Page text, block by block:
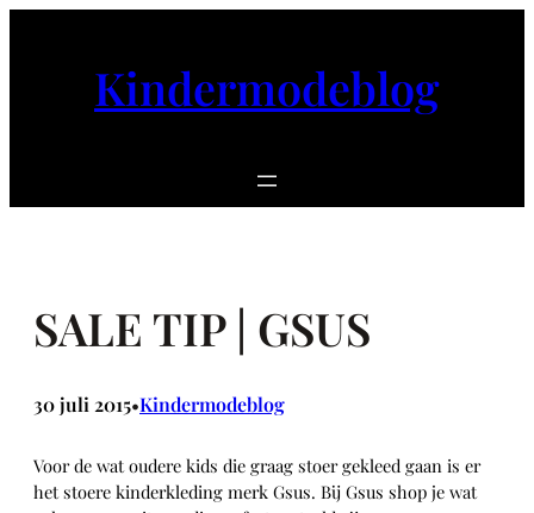
Kindermodeblog
SALE TIP | GSUS
30 juli 2015•Kindermodeblog
Voor de wat oudere kids die graag stoer gekleed gaan is er
het stoere kinderkleding merk Gsus. Bij Gsus shop je wat